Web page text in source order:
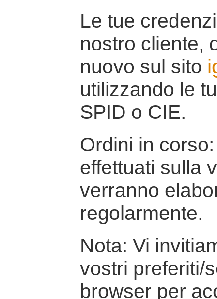
Le tue
nostro cliente,
nuovo sul sito
utilizzando le
SPID o CIE.
Ordini in
effettuati sulla
verranno
regolarmente.
Nota: Vi
vostri preferiti/
browser per